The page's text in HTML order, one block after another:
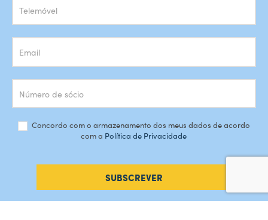
Concordo com o armazenamento dos meus dados de acordo
com a Política de Privacidade
SUBSCREVER